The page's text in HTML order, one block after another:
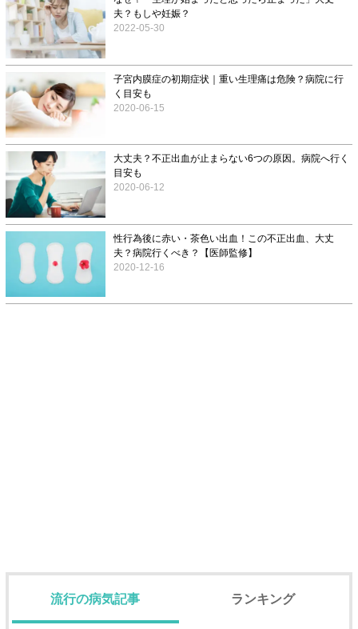
夫？もしや妊娠？
2022-05-30
子宮内膜症の初期症状｜重い生理痛は危険？病院に行
く目安も
2020-06-15
大丈夫？不正出血が止まらない6つの原因。病院へ行く
目安も
2020-06-12
性行為後に赤い・茶色い出血！この不正出血、大丈
夫？病院行くべき？【医師監修】
2020-12-16
流行の病気記事 ランキング